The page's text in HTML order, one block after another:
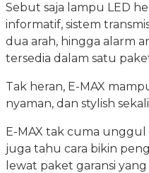
Sebut saja lampu LED
informatif, sistem
dua arah, hingga alarm
tersedia dalam satu
Tak heran, E-MAX
nyaman, dan stylish
E-MAX tak cuma unggul
juga tahu cara bikin
lewat paket garansi